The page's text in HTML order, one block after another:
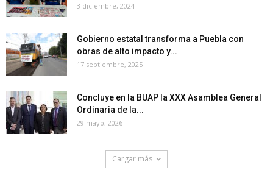
3 diciembre, 2024
Gobierno estatal transforma a Puebla con
obras de alto impacto y...
17 septiembre, 2025
Concluye en la BUAP la XXX Asamblea General
Ordinaria de la...
29 mayo, 2026
Cargar más